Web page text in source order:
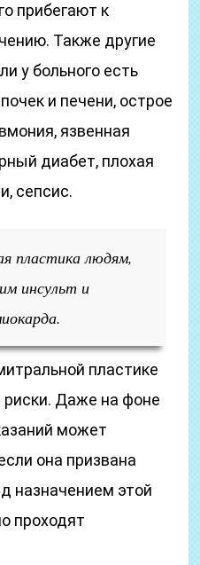
прибегают к
Также другие
у больного есть
и печени, острое
язвенная
диабет, плохая
сепсис.
пластика людям,
инсульт и
пластике
Даже на фоне
может
она призвана
назначением этой
проходят